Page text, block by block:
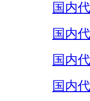
国内
国内
国内
国内